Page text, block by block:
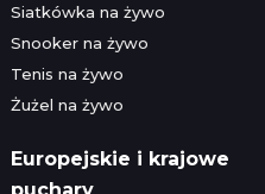
Siatkówka na żywo
Snooker na żywo
Tenis na żywo
Żużel na żywo
Europejskie i krajowe